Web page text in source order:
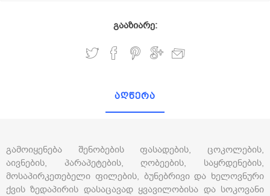
გააზიარე:
აღწერა
გამოიყენება შენობების ფასადების, ცოკოლების,
აივნების, პარაპეტების, ღობეების, საყრდენების,
მოსაპირკეთებელი ფილების, ბუნებრივი და ხელოვნური
ქვის ზედაპირის დასაცავად ყვავილობისა და სოკოვანი